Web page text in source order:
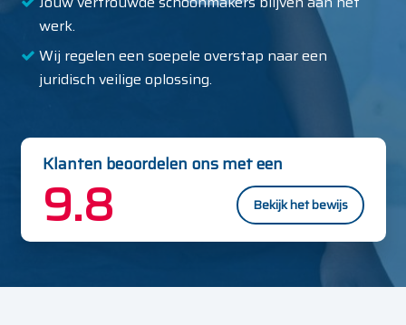
werk.
Wij regelen een soepele overstap naar een
juridisch veilige oplossing.
Klanten beoordelen ons met een
9.8 Bekijk het bewijs